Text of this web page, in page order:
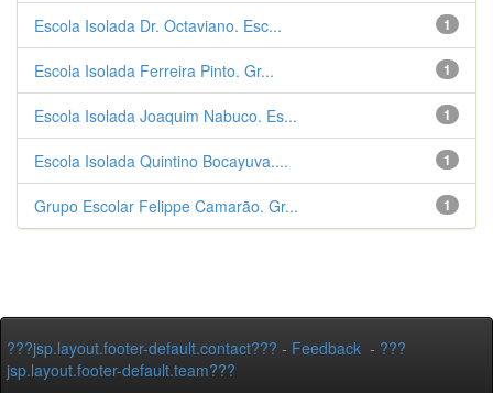
1
Escola Isolada Dr. Octaviano. Esc...
1
Escola Isolada Ferreira Pinto. Gr...
1
Escola Isolada Joaquim Nabuco. Es...
1
Escola Isolada Quintino Bocayuva....
1
Grupo Escolar Felippe Camarão. Gr...
???jsp.layout.footer-default.contact??? - Feedback - ???
jsp.layout.footer-default.team???